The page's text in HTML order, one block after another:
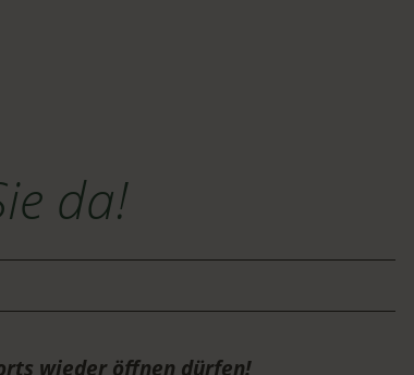
da!
wieder öffnen dürfen!